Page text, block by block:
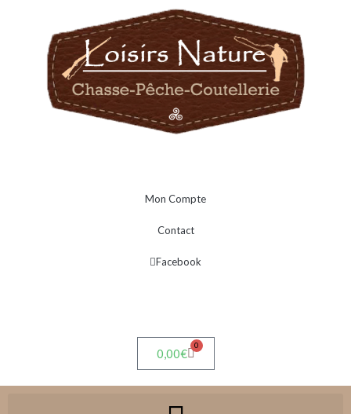
Mon Compte
Contact
Facebook
0,00€
0